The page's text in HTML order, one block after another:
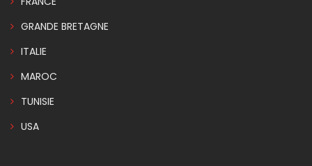
GRANDE BRETAGNE
ITALIE
MAROC
TUNISIE
USA